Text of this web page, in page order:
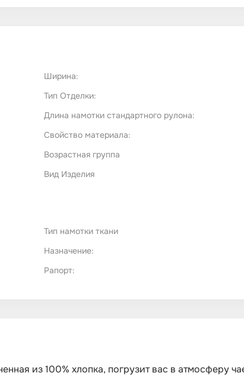
Ширина:
Тип Отделки:
Длина намотки стандартного рулона:
Свойство материала:
Возрастная группа
Вид Изделия
Тип намотки ткани
Назначение:
Рапорт:
из 100% хлопка, погрузит вас в атмосферу